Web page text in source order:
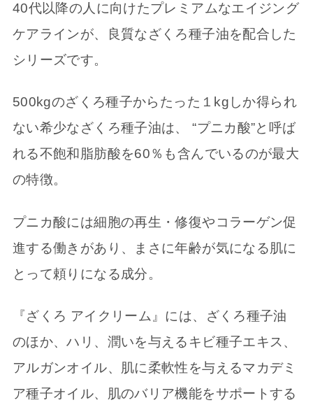
40代以降の人に向けたプレミアムなエイジング
ケアラインが、良質なざくろ種子油を配合した
シリーズです。
500kgのざくろ種子からたった１kgしか得られ
ない希少なざくろ種子油は、 “プニカ酸”と呼ば
れる不飽和脂肪酸を60％も含んでいるのが最大
の特徴。
プニカ酸には細胞の再生・修復やコラーゲン促
進する働きがあり、まさに年齢が気になる肌に
とって頼りになる成分。
『ざくろ アイクリーム』には、ざくろ種子油
のほか、ハリ、潤いを与えるキビ種子エキス、
アルガンオイル、肌に柔軟性を与えるマカデミ
ア種子オイル、肌のバリア機能をサポートする